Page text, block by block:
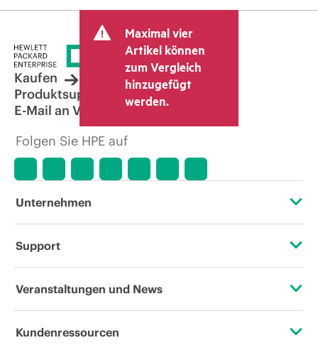
Maximal vier
Artikel können
zum Vergleich
hinzugefügt
werden.
Kaufen
Produktsupport
E-Mail an Vertrieb
Folgen Sie HPE auf
Unternehmen
Über HPE
Unternehmensverantwortung
Support
Operational Support Services
Veranstaltungen und News
Veranstaltungen
Kundenressourcen